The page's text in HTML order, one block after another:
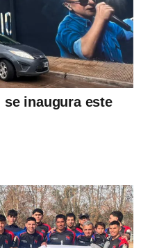
inaugura este